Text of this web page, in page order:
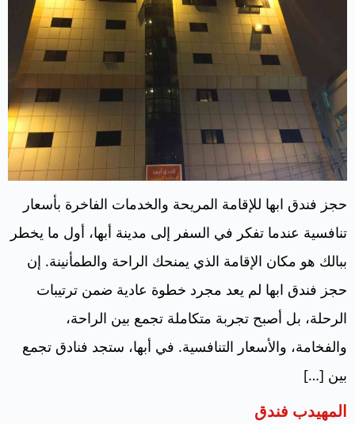
حجز فندق ابها للإقامة المريحة والخدمات الفاخرة بأسعار
تنافسية عندما تفكر في السفر إلى مدينة أبها، أول ما يخطر
ببالك هو مكان الإقامة الذي يمنحك الراحة والطمأنينة. إن
حجز فندق ابها لم يعد مجرد خطوة عادية ضمن ترتيبات
الرحلة، بل أصبح تجربة متكاملة تجمع بين الراحة،
والفخامة، والأسعار التنافسية. في أبها، ستجد فنادق تجمع
بين […]
المهيدب فندق